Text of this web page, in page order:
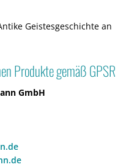
Geistesgeschichte an
Produkte gemäß GPSR
GmbH